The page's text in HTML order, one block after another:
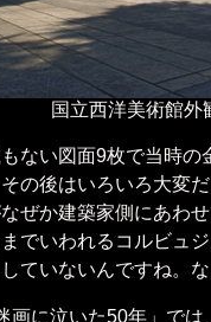
国立西洋美術館外
ない図面9枚で当時
の後はいろいろ大変
ぜか建築家側にあわ
でいわれるコルビュ
ていないんですね。な
画に泣いた50年」で